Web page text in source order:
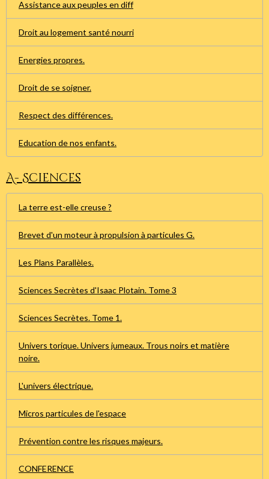
Assistance aux peuples en diff
Droit au logement santé nourri
Energies propres.
Droit de se soigner.
Respect des différences.
Education de nos enfants.
A- Sciences
La terre est-elle creuse ?
Brevet d'un moteur à propulsion à particules G.
Les Plans Parallèles.
Sciences Secrètes d'Isaac Plotain. Tome 3
Sciences Secrètes. Tome 1.
Univers torique. Univers jumeaux. Trous noirs et matière
noire.
L'univers électrique.
Micros particules de l'espace
Prévention contre les risques majeurs.
CONFERENCE